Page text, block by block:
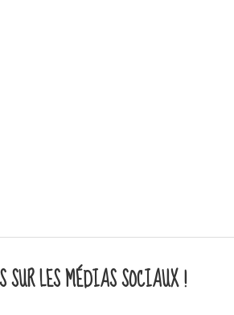
SUR LES MÉDIAS SOCIAUX !